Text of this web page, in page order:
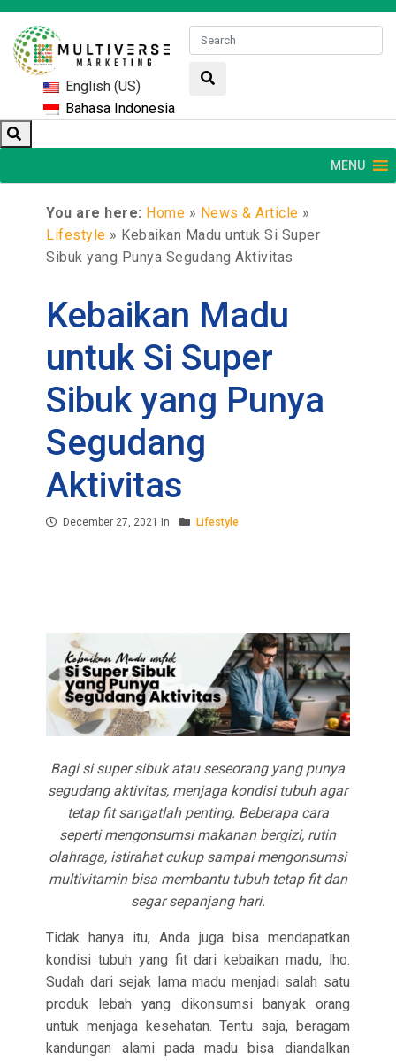
English (US)
Bahasa Indonesia
MENU
You are here: Home » News & Article »
Lifestyle » Kebaikan Madu untuk Si Super
Sibuk yang Punya Segudang Aktivitas
Kebaikan Madu
untuk Si Super
Sibuk yang Punya
Segudang
Aktivitas
December 27, 2021 in Lifestyle
Bagi si super sibuk atau seseorang yang punya
segudang aktivitas, menjaga kondisi tubuh agar
tetap fit sangatlah penting. Beberapa cara
seperti mengonsumsi makanan bergizi, rutin
olahraga, istirahat cukup sampai mengonsumsi
multivitamin bisa membantu tubuh tetap fit dan
segar sepanjang hari.
Tidak hanya itu, Anda juga bisa mendapatkan
kondisi tubuh yang fit dari kebaikan madu, lho.
Sudah dari sejak lama madu menjadi salah satu
produk lebah yang dikonsumsi banyak orang
untuk menjaga kesehatan. Tentu saja, beragam
kandungan alami pada madu bisa diandalkan